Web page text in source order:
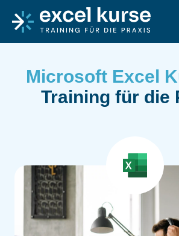
Excel-Kurse
Microsoft Excel
Training für die
Alle